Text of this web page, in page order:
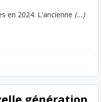
en 2024. L'ancienne (...)
génération